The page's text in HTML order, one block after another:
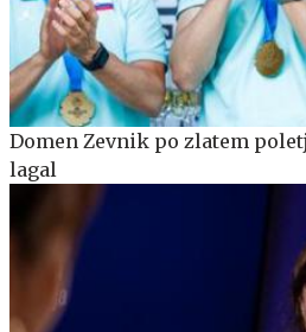
Domen Zevnik po zlatem
lagal